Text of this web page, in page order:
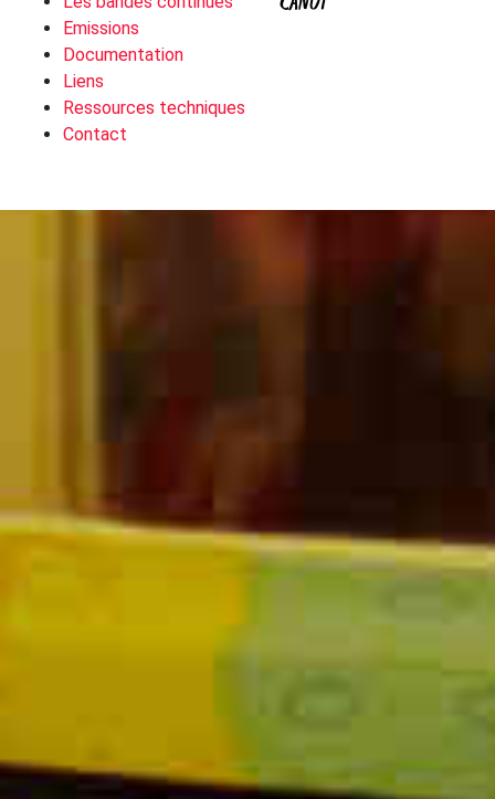
Emissions
Documentation
Liens
Ressources techniques
Contact